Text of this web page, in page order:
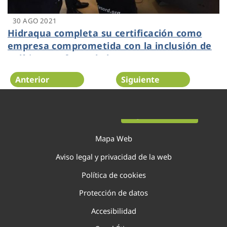
30 AGO 2021
Hidraqua completa su certificación como
empresa comprometida con la inclusión de
políticas en favor de las personas con
discapacidad
Anterior Siguiente
Mapa Web
Aviso legal y privacidad de la web
Política de cookies
Protección de datos
Accesibilidad